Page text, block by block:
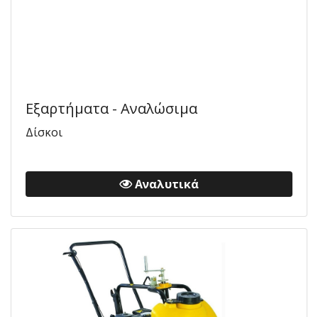
Εξαρτήματα - Αναλώσιμα
Δίσκοι
Αναλυτικά